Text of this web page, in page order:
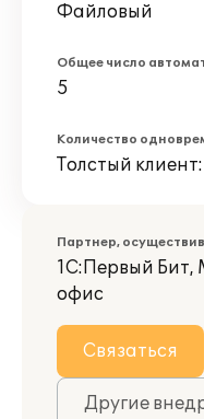
Файловый
Общее число
5
Количество
Толстый
Партнер,
1С:Первый Бит,
офис
Связаться
Другие